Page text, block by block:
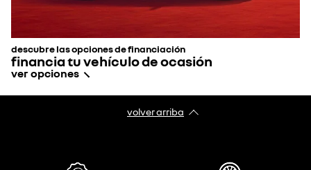
descubre las opciones de financiación
financia tu vehículo de ocasión​
ver opciones
volver arriba